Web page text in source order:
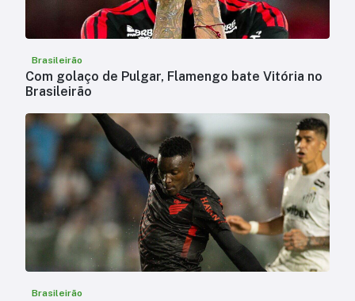
Brasileirão
Com golaço de Pulgar, Flamengo bate Vitória no
Brasileirão
Brasileirão